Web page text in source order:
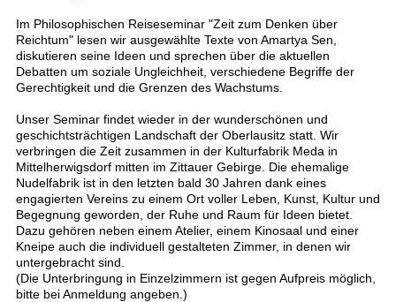
Im Philosophischen Reiseseminar "Zeit zum Denken über
Reichtum" lesen wir ausgewählte Texte von Amartya Sen,
diskutieren seine Ideen und sprechen über die aktuellen
Debatten um soziale Ungleichheit, verschiedene Begriffe der
Gerechtigkeit und die Grenzen des Wachstums.
Unser Seminar findet wieder in der wunderschönen und
geschichtsträchtigen Landschaft der Oberlausitz statt. Wir
verbringen die Zeit zusammen in der Kulturfabrik Meda in
Mittelherwigsdorf mitten im Zittauer Gebirge. Die ehemalige
Nudelfabrik ist in den letzten bald 30 Jahren dank eines
engagierten Vereins zu einem Ort voller Leben, Kunst, Kultur und
Begegnung geworden, der Ruhe und Raum für Ideen bietet.
Dazu gehören neben einem Atelier, einem Kinosaal und einer
Kneipe auch die individuell gestalteten Zimmer, in denen wir
untergebracht sind.
(Die Unterbringung in Einzelzimmern ist gegen Aufpreis möglich,
bitte bei Anmeldung angeben.)